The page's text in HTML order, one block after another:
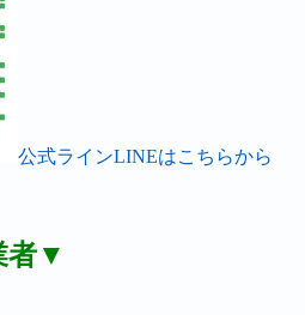
公式ラインLINEはこちらから
者▼